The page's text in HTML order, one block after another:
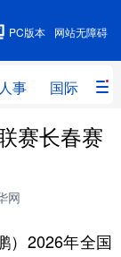
网站无障碍
PC版本
人事 国际 财
人事
体育
赛长春赛
网
）2026年全国